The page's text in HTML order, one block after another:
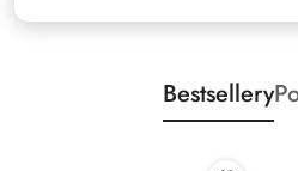
Bestsellery